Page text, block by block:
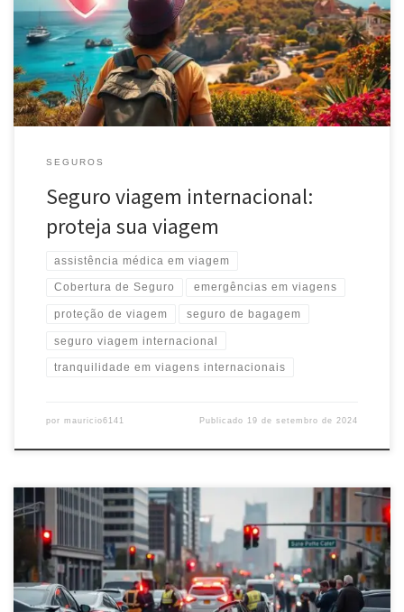
viagem ao exterior. Garanta assistência médica, cobertura de
bagagem e muito mais. Viaje tranquilo!
SEGUROS
Seguro viagem internacional:
proteja sua viagem
assistência médica em viagem
Cobertura de Seguro emergências em viagens
proteção de viagem seguro de bagagem
seguro viagem internacional
tranquilidade em viagens internacionais
por mauricio6141 Publicado 19 de setembro de 2024
Entenda o Seguro DPVAT, suas coberturas e como solicitar
indenização em caso de acidentes de trânsito. Saiba mais sobre